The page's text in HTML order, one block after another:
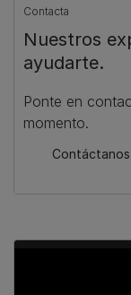
Contacta
Nuestros
ayudarte.
Ponte en
momento.
Contáctanos